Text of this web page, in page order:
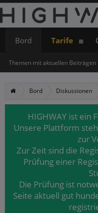
Bord Diskussionen
HIGHWAY ist ein
Unsere Plattform
zur
Zur Zeit sind die
Prüfung einer
Die Prüfung ist
Seite aktuell gut
Bord
Themen mit aktuellen Beiträgen
Tarife